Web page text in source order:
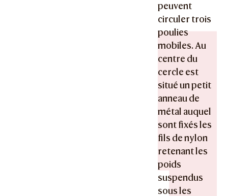
peuvent
circuler trois
poulies
mobiles. Au
centre du
cercle est
situé un petit
anneau de
métal auquel
sont fixés les
fils de nylon
retenant les
poids
suspendus
sous les